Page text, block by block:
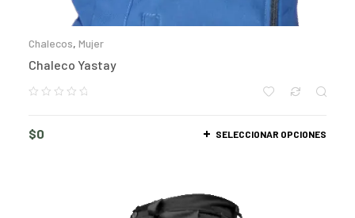
Chalecos, Mujer
Chaleco Yastay
$0 SELECCIONAR OPCIONES